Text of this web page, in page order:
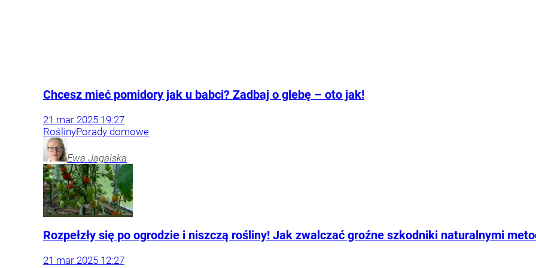
Chcesz mieć pomidory jak u babci? Zadbaj o glebę – oto jak!
21 mar 2025 19:27
RoślinyPorady domowe
Ewa Jagalska
Rozpełzły się po ogrodzie i niszczą rośliny! Jak zwalczać groźne szkodniki naturalnymi
21 mar 2025 12:27